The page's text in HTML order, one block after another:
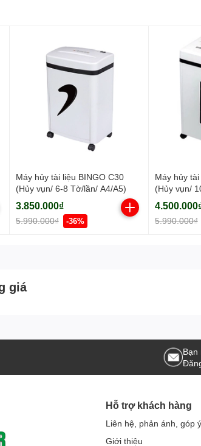
Máy hủy tài liệu BINGO C30
(Hủy vụn/ 6-8 Tờ/lần/ A4/A5)
3.850.000₫
5.990.000₫ -36%
Máy hủy
(Hủy vụn/
5.990.000₫
giá
Bạn
Hỗ trợ khách hàng
Liên hệ, phản ánh, góp ý
Giới thiệu